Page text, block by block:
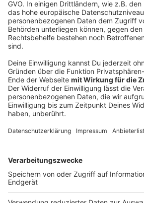
Schule, Mehrgenerationenhaus und
MuM, Melanchthon-Schule Coerde,
Mitmachkinder, OGS Matthias-
Grundschule Kreuzviertel,
Reisebüro PalmTours, Schule für
Stadtwerke City Shop, UKM
Westfalen AG
Anzeige